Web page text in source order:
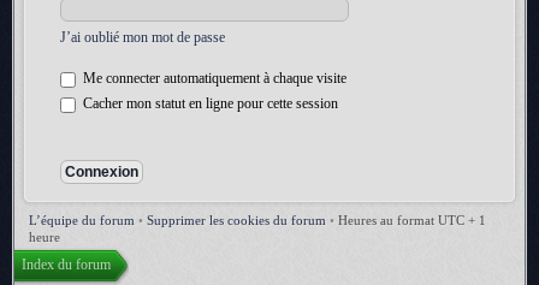
J’ai oublié mon mot de passe
Me connecter automatiquement à chaque visite
Cacher mon statut en ligne pour cette session
L’équipe du forum • Supprimer les cookies du forum • Heures au format UTC + 1
heure
Index du forum